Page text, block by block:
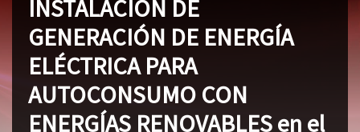
INSTALACIÓN DE
GENERACIÓN DE ENERGÍA
ELÉCTRICA PARA
AUTOCONSUMO CON
ENERGÍAS RENOVABLES en el